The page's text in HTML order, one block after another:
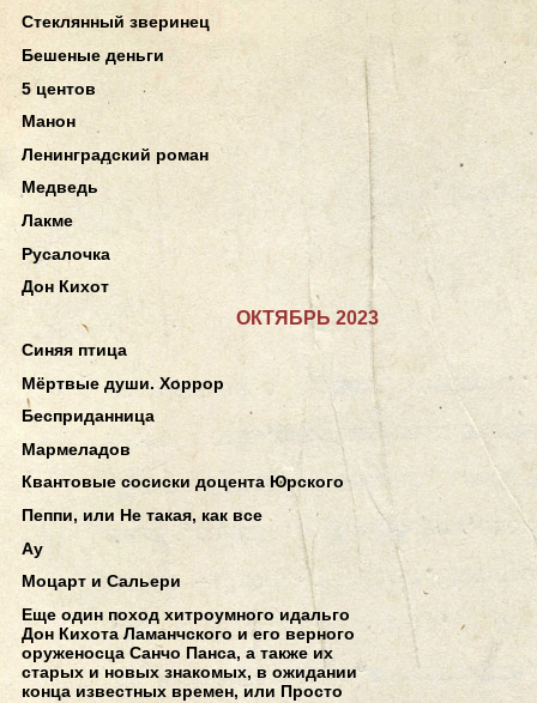
Стеклянный зверинец
Бешеные деньги
5 центов
Манон
Ленинградский роман
Медведь
Лакме
Русалочка
Дон Кихот
ОКТЯБРЬ 2023
Синяя птица
Мёртвые души. Хоррор
Бесприданница
Мармеладов
Квантовые сосиски доцента Юрского
Пеппи, или Не такая, как все
Ау
Моцарт и Сальери
Еще один поход хитроумного идальго
Дон Кихота Ламанчского и его верного
оруженосца Санчо Панса, а также их
старых и новых знакомых, в ожидании
конца известных времен, или Просто